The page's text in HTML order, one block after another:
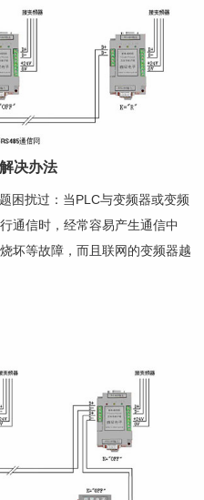
决办法
困扰过：当PLC与变频器或变频
通信时，经常容易产生通信中
坏等故障，而且联网的变频器越